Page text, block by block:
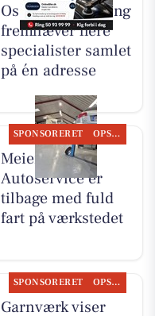
Oscar Biludlejning
fremhæver flere
specialister samlet
på én adresse
SPONSORERET OPSLAGSTAVLEN
Meiers
Autoservice er
tilbage med fuld
fart på værkstedet
SPONSORERET OPSLAGSTAVLEN
Garnværk viser